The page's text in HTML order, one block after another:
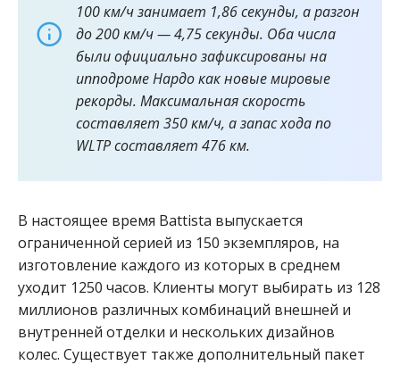
100 км/ч занимает 1,86 секунды, а разгон
до 200 км/ч — 4,75 секунды. Оба числа
были официально зафиксированы на
ипподроме Нардо как новые мировые
рекорды. Максимальная скорость
составляет 350 км/ч, а запас хода по
WLTP составляет 476 км.
В настоящее время Battista выпускается
ограниченной серией из 150 экземпляров, на
изготовление каждого из которых в среднем
уходит 1250 часов. Клиенты могут выбирать из 128
миллионов различных комбинаций внешней и
внутренней отделки и нескольких дизайнов
колес. Существует также дополнительный пакет